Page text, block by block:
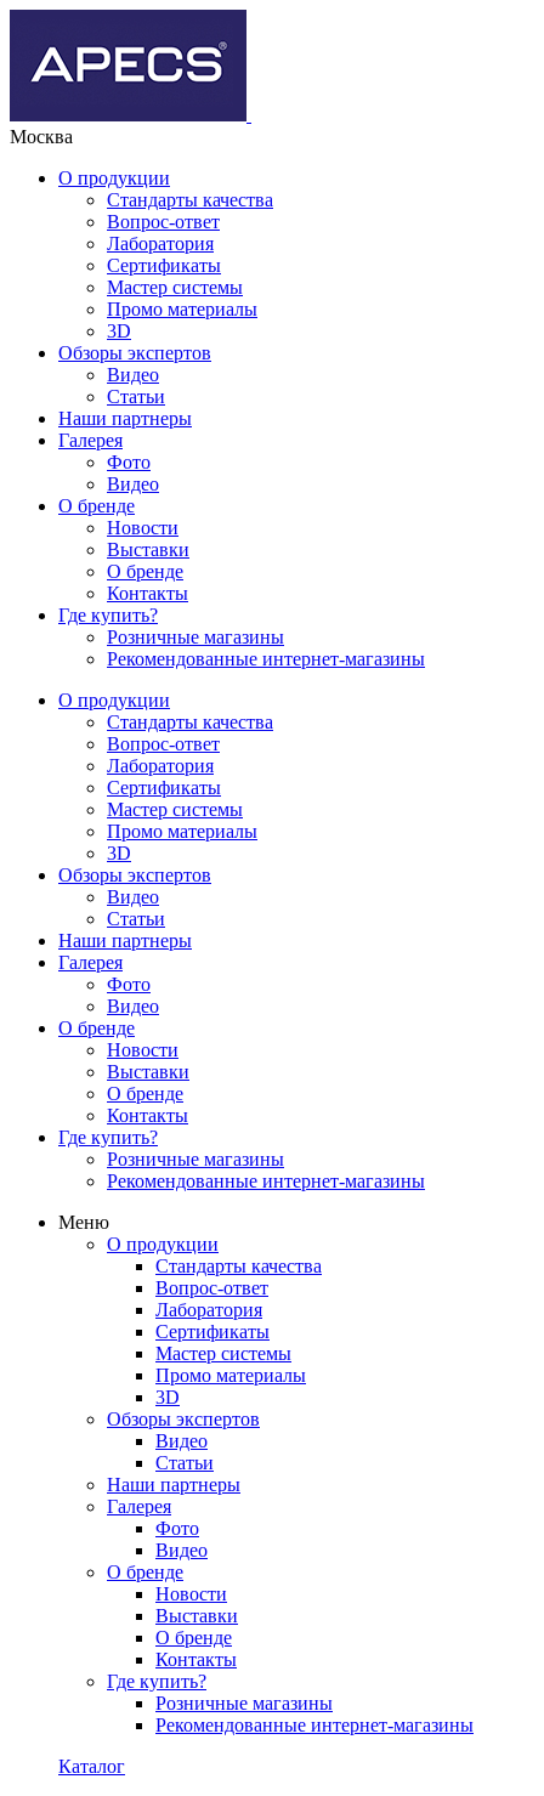
Москва
О продукции
Стандарты качества
Вопрос-ответ
Лаборатория
Сертификаты
Мастер системы
Промо материалы
3D
Обзоры экспертов
Видео
Статьи
Наши партнеры
Галерея
Фото
Видео
О бренде
Новости
Выставки
О бренде
Контакты
Где купить?
Розничные магазины
Рекомендованные интернет-магазины
О продукции
Стандарты качества
Вопрос-ответ
Лаборатория
Сертификаты
Мастер системы
Промо материалы
3D
Обзоры экспертов
Видео
Статьи
Наши партнеры
Галерея
Фото
Видео
О бренде
Новости
Выставки
О бренде
Контакты
Где купить?
Розничные магазины
Рекомендованные интернет-магазины
Меню
О продукции
Стандарты качества
Вопрос-ответ
Лаборатория
Сертификаты
Мастер системы
Промо материалы
3D
Обзоры экспертов
Видео
Статьи
Наши партнеры
Галерея
Фото
Видео
О бренде
Новости
Выставки
О бренде
Контакты
Где купить?
Розничные магазины
Рекомендованные интернет-магазины
Каталог